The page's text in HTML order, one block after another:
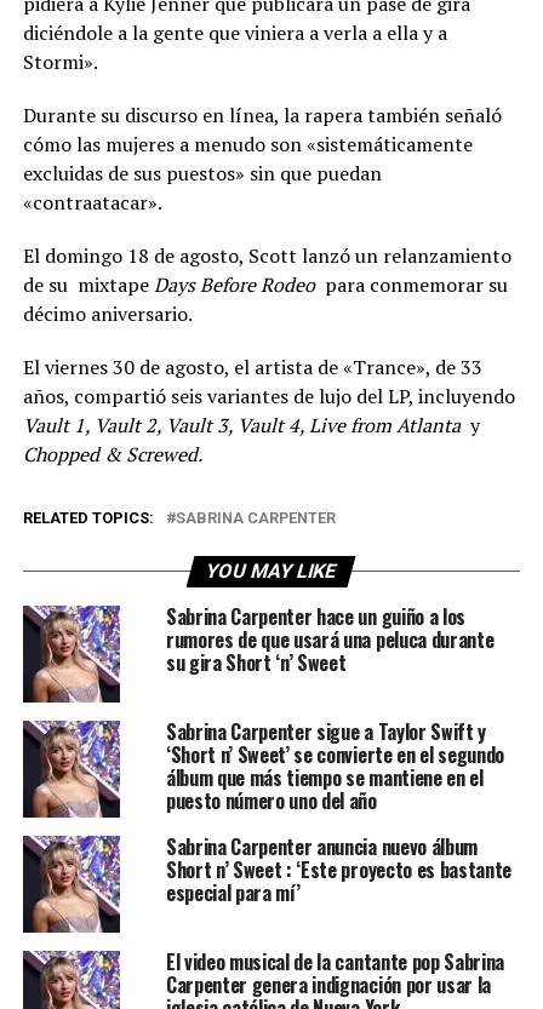
diciéndole a la gente que viniera a verla a ella y a
Stormi».
Durante su discurso en línea, la rapera también señaló
cómo las mujeres a menudo son «sistemáticamente
excluidas de sus puestos» sin que puedan
«contraatacar».
El domingo 18 de agosto, Scott lanzó un relanzamiento
de su mixtapeDays Before Rodeo para conmemorar su
décimo aniversario.
El viernes 30 de agosto, el artista de «Trance», de 33
años, compartió seis variantes de lujo del LP, incluyendo
Vault 1, Vault 2, Vault 3, Vault 4, Live from Atlanta y
Chopped & Screwed.
RELATED TOPICS: SABRINA CARPENTER
YOU MAY LIKE
Sabrina Carpenter hace un guiño a los
rumores de que usará una peluca durante
su gira Short ‘n’ Sweet
Sabrina Carpenter sigue a Taylor Swift y
‘Short n’ Sweet’ se convierte en el segundo
álbum que más tiempo se mantiene en el
puesto número uno del año
Sabrina Carpenter anuncia nuevo álbum
Short n’ Sweet : ‘Este proyecto es bastante
especial para mí’
El video musical de la cantante pop Sabrina
Carpenter genera indignación por usar la